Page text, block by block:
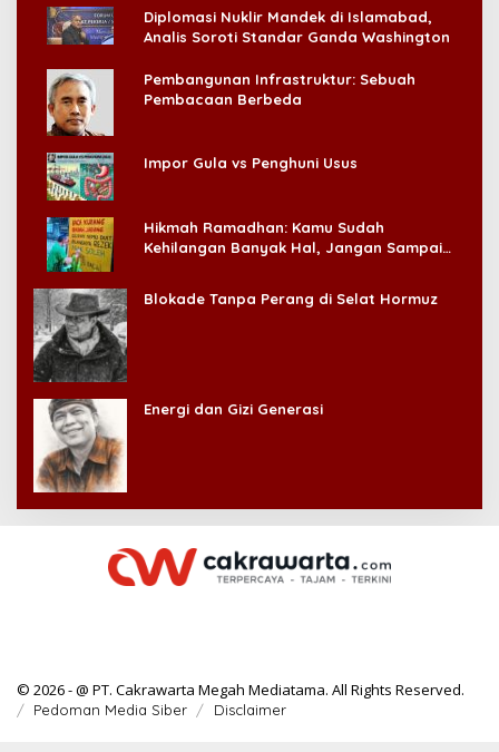
Diplomasi Nuklir Mandek di Islamabad,
Analis Soroti Standar Ganda Washington
Pembangunan Infrastruktur: Sebuah
Pembacaan Berbeda
Impor Gula vs Penghuni Usus
Hikmah Ramadhan: Kamu Sudah
Kehilangan Banyak Hal, Jangan Sampai
Blokade Tanpa Perang di Selat Hormuz
Energi dan Gizi Generasi
© 2026 - @ PT. Cakrawarta Megah Mediatama. All Rights Reserved.
Pedoman Media Siber Disclaimer